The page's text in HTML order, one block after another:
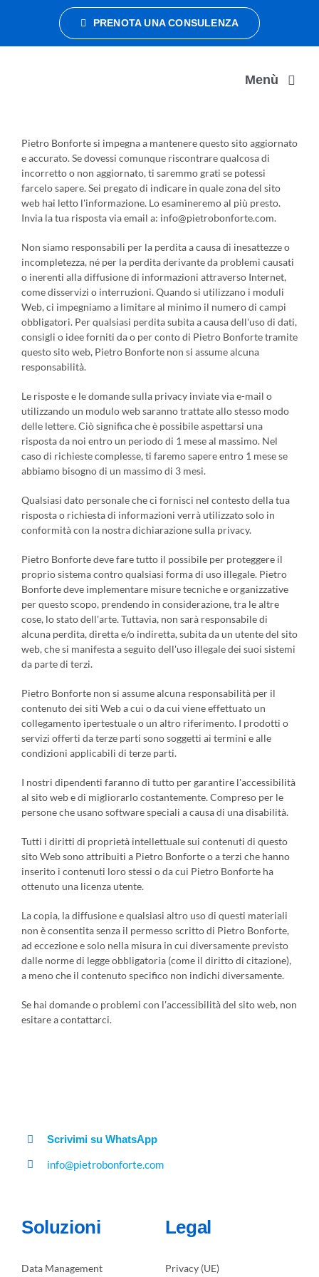
contenuto
PRENOTA UNA CONSULENZA
Menù
DATA MANAGEMENT
DATA ORGANIZATION
CONTATTI
Pietro Bonforte si impegna a mantenere questo sito aggiornato
e accurato. Se dovessi comunque riscontrare qualcosa di
incorretto o non aggiornato, ti saremmo grati se potessi
farcelo sapere. Sei pregato di indicare in quale zona del sito
web hai letto l'informazione. Lo esamineremo al più presto.
Invia la tua risposta via email a: info@pietrobonforte.com.
Non siamo responsabili per la perdita a causa di inesattezze o
incompletezza, né per la perdita derivante da problemi causati
o inerenti alla diffusione di informazioni attraverso Internet,
come disservizi o interruzioni. Quando si utilizzano i moduli
Web, ci impegniamo a limitare al minimo il numero di campi
obbligatori. Per qualsiasi perdita subita a causa dell'uso di dati,
consigli o idee forniti da o per conto di Pietro Bonforte tramite
questo sito web, Pietro Bonforte non si assume alcuna
responsabilità.
Le risposte e le domande sulla privacy inviate via e-mail o
utilizzando un modulo web saranno trattate allo stesso modo
delle lettere. Ciò significa che è possibile aspettarsi una
risposta da noi entro un periodo di 1 mese al massimo. Nel
caso di richieste complesse, ti faremo sapere entro 1 mese se
abbiamo bisogno di un massimo di 3 mesi.
Qualsiasi dato personale che ci fornisci nel contesto della tua
risposta o richiesta di informazioni verrà utilizzato solo in
conformità con la nostra dichiarazione sulla privacy.
Pietro Bonforte deve fare tutto il possibile per proteggere il
proprio sistema contro qualsiasi forma di uso illegale. Pietro
Bonforte deve implementare misure tecniche e organizzative
per questo scopo, prendendo in considerazione, tra le altre
cose, lo stato dell'arte. Tuttavia, non sarà responsabile di
alcuna perdita, diretta e/o indiretta, subita da un utente del sito
web, che si manifesta a seguito dell'uso illegale dei suoi sistemi
da parte di terzi.
Pietro Bonforte non si assume alcuna responsabilità per il
contenuto dei siti Web a cui o da cui viene effettuato un
collegamento ipertestuale o un altro riferimento. I prodotti o
servizi offerti da terze parti sono soggetti ai termini e alle
condizioni applicabili di terze parti.
I nostri dipendenti faranno di tutto per garantire l'accessibilità
al sito web e di migliorarlo costantemente. Compreso per le
persone che usano software speciali a causa di una disabilità.
Tutti i diritti di proprietà intellettuale sui contenuti di questo
sito Web sono attribuiti a Pietro Bonforte o a terzi che hanno
inserito i contenuti loro stessi o da cui Pietro Bonforte ha
ottenuto una licenza utente.
La copia, la diffusione e qualsiasi altro uso di questi materiali
non è consentita senza il permesso scritto di Pietro Bonforte,
ad eccezione e solo nella misura in cui diversamente previsto
dalle norme di legge obbligatoria (come il diritto di citazione),
a meno che il contenuto specifico non indichi diversamente.
Se hai domande o problemi con l'accessibilità del sito web, non
esitare a contattarci.
Scrivimi su WhatsApp
info@pietrobonforte.com
Soluzioni
Data Management
Legal
Privacy (UE)